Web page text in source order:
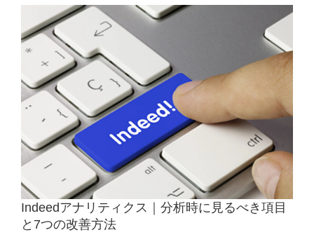
Indeedアナリティクス｜分析時に見るべき項目
と7つの改善方法